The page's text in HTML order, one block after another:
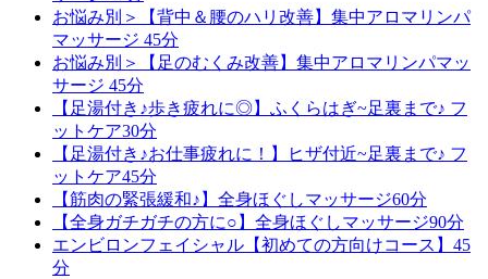
お悩み別＞【背中＆腰のハリ改善】集中アロマリンパ
マッサージ 45分
お悩み別＞【足のむくみ改善】集中アロマリンパマッ
サージ 45分
【足湯付き♪歩き疲れに◎】ふくらはぎ~足裏まで♪ フ
ットケア30分
【足湯付き♪お仕事疲れに！】ヒザ付近~足裏まで♪ フ
ットケア45分
【筋肉の緊張緩和♪】全身ほぐしマッサージ60分
【全身ガチガチの方に○】全身ほぐしマッサージ90分
エンビロンフェイシャル【初めての方向けコース】45
分